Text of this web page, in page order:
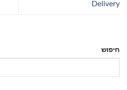
Delivery
חיפוש